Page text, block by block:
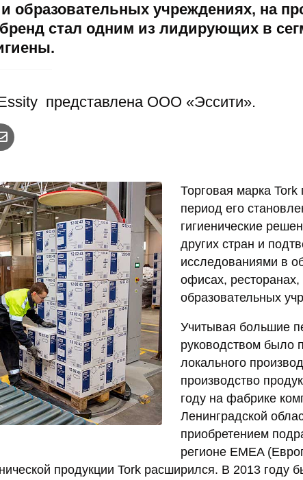
образовательных учреждениях, на
стал одним из лидирующих в
представлена ООО «Эссити».
Торговая марка
период его
гигиенические
других стран и
исследованиями в
офисах,
образовательных
Учитывая большие
руководством было
локального
производство
году на фабрике
Ленинградской
приобретением
регионе EMEA
продукции Tork расширился. В 2013 году